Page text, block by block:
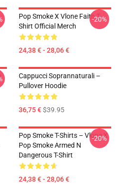
Pop Smoke X Vlone Faith T-
Shirt Official Merch
24,38 € - 28,06 €
-20%
Cappucci Soprannaturali –
Pullover Hoodie
36,75 €$39.95
Pop Smoke T-Shirts – Vlone X
Pop Smoke Armed N
Dangerous T-Shirt
24,38 € - 28,06 €
-20%